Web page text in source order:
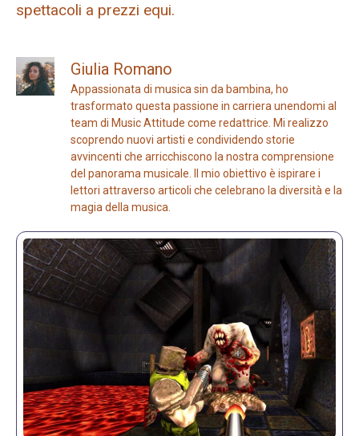
spettacoli a prezzi equi.
Giulia Romano
Appassionata di musica sin da bambina, ho
trasformato questa passione in carriera unendomi al
team di Music Attitude come redattrice. Mi realizzo
scoprendo nuovi artisti e condividendo storie
avvincenti che arricchiscono la nostra comprensione
del panorama musicale. Il mio obiettivo è ispirare i
lettori attraverso articoli che celebrano la diversità e la
magia della musica.